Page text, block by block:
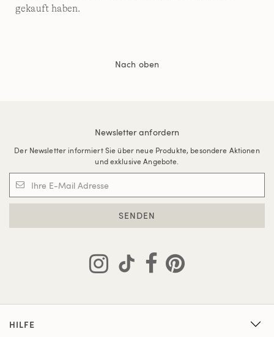
gekauft haben.
Nach oben
Newsletter anfordern
Der Newsletter informiert Sie über neue Produkte, besondere Aktionen
und exklusive Angebote.
SENDEN
HILFE